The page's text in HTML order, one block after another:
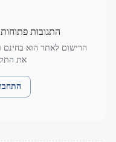
התגובות
הרישום לאתר הוא בחינם
את